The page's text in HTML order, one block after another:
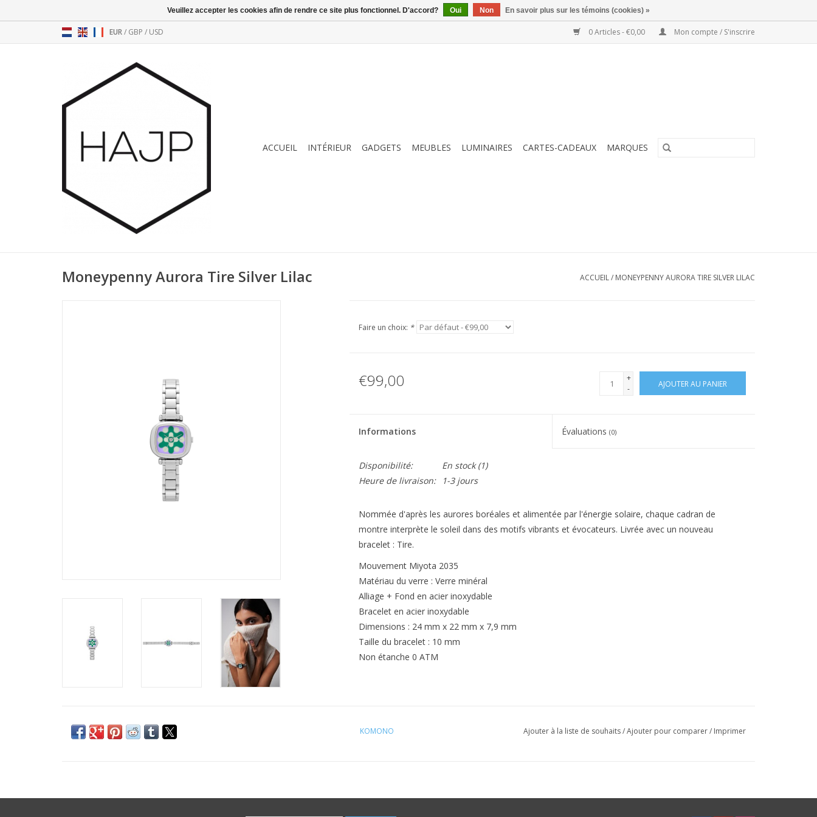
EUR/ GBP / USD 0 Articles - €0,00 Mon compte / S'inscrire
ACCUEIL INTÉRIEUR GADGETS MEUBLES LUMINAIRES CARTES-CADEAUX MARQUES
Moneypenny Aurora Tire Silver Lilac ACCUEIL/ MONEYPENNY AURORA TIRE SILVER LILAC
Faire un choix: *
€99,00
+
-
AJOUTER AU PANIER
Informations Évaluations(0)
Disponibilité: En stock(1)
Heure de livraison:
1-3 jours
Nommée d'après les aurores boréales et alimentée par l'énergie solaire, chaque cadran de
montre interprète le soleil dans des motifs vibrants et évocateurs. Livrée avec un nouveau
bracelet : Tire.
Mouvement Miyota 2035
Matériau du verre : Verre minéral
Alliage + Fond en acier inoxydable
Bracelet en acier inoxydable
Dimensions : 24 mm x 22 mm x 7,9 mm
Taille du bracelet : 10 mm
Non étanche 0 ATM
KOMONO Ajouter à la liste de souhaits/Ajouter pour comparer/ Imprimer
Veuillez accepter les cookies afin de rendre ce site plus fonctionnel. D'accord? Oui Non En savoir plus sur les témoins (cookies) »